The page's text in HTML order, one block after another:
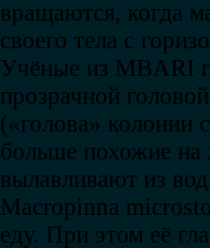
вращаются, когда
своего тела с
Учёные из MBARI
прозрачной
(«голова» колонии
больше похожие
вылавливают из
Macropinna
еду. При этом её